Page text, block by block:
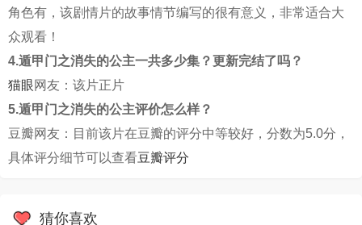
角色有，该剧情片的故事情节编写的很有意义，非常适合大
众观看！
4.遁甲门之消失的公主一共多少集？更新完结了吗？
猫眼网友：该片正片
5.遁甲门之消失的公主评价怎么样？
豆瓣网友：目前该片在豆瓣的评分中等较好，分数为5.0分，
具体评分细节可以查看豆瓣评分
猜你喜欢